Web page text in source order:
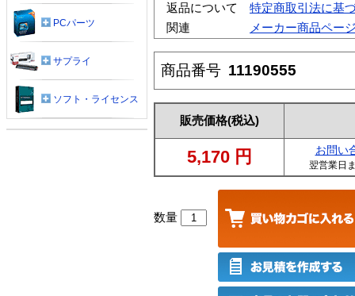
返品について
特定商取引法に基
関連
メーカー商品ペー
商品番号 11190555
販売価格(税込)
5,170 円 お問い
翌営業日
数量
PCパーツ
サプライ
ソフト・ライセンス